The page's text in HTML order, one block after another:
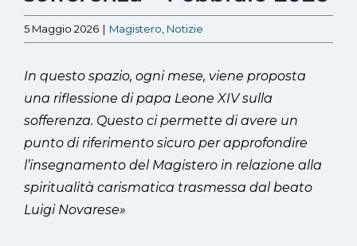
5 Maggio 2026 | Magistero Notizie
In questo spazio, ogni mese, viene proposta
una riflessione di papa Leone XIV sulla
sofferenza. Questo ci permette di avere un
punto di riferimento sicuro per approfondire
l’insegnamento del Magistero in relazione alla
spiritualità carismatica trasmessa dal beato
Luigi Novarese»